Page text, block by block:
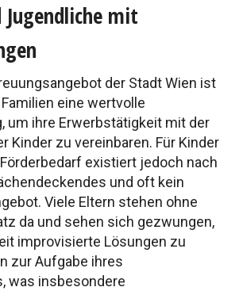
Jugendliche mit
der Stadt Wien ist
eine wertvolle
um ihre Erwerbstätigkeit mit der
Kinder zu vereinbaren. Für Kinder
existiert jedoch nach
und oft kein
Viele Eltern stehen ohne
da und sehen sich gezwungen,
improvisierte Lösungen zu
zur Aufgabe ihres
was insbesondere